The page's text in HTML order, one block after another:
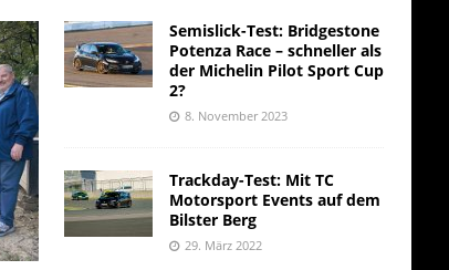
Semislick-Test: Bridgestone
Potenza Race – schneller als
der Michelin Pilot Sport Cup
2?
8. November 2023
Trackday-Test: Mit TC
Motorsport Events auf dem
Bilster Berg
29. März 2022